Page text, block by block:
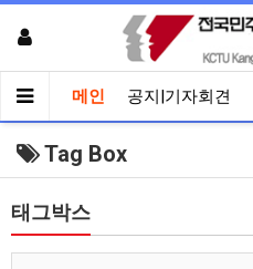
메인 공지|기자회견
Tag Box
태그박스